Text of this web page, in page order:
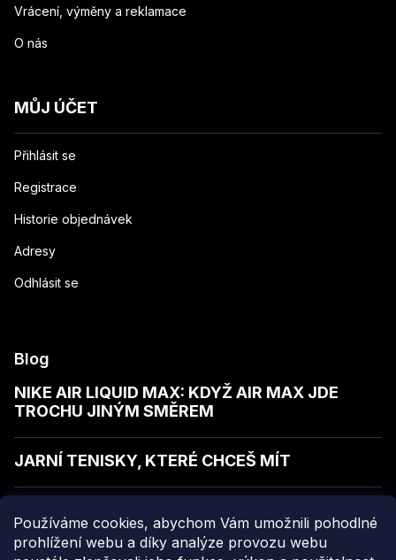
Používáme cookies, abychom Vám umožnili pohodlné
prohlížení webu a díky analýze provozu webu
Vrácení, výměny a reklamace
O nás
MŮJ ÚČET
Přihlásit se
Registrace
Historie objednávek
Adresy
Odhlásit se
Blog
NIKE AIR LIQUID MAX: KDYŽ AIR MAX JDE
TROCHU JINÝM SMĚREM
JARNÍ TENISKY, KTERÉ CHCEŠ MÍT